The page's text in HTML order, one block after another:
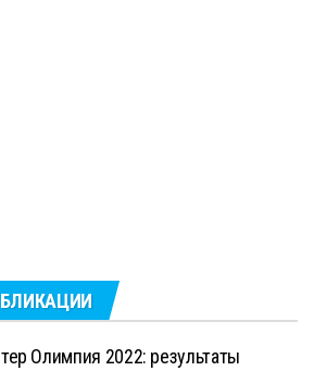
Олимпия 2022: результаты